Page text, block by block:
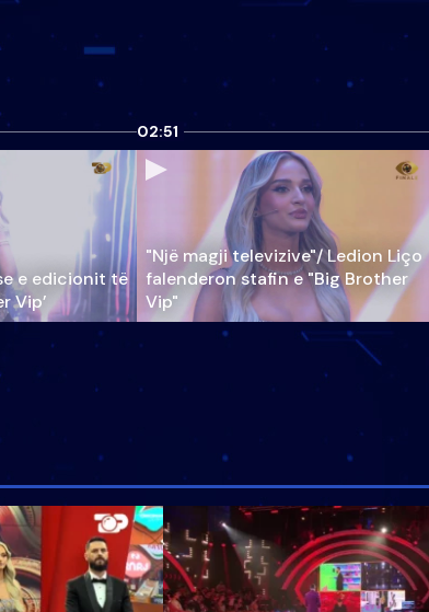
e edicionit të
Vip’
02:51
"Një magji televizive"/ Ledion Liço
falenderon stafin e "Big Brother
Vip"